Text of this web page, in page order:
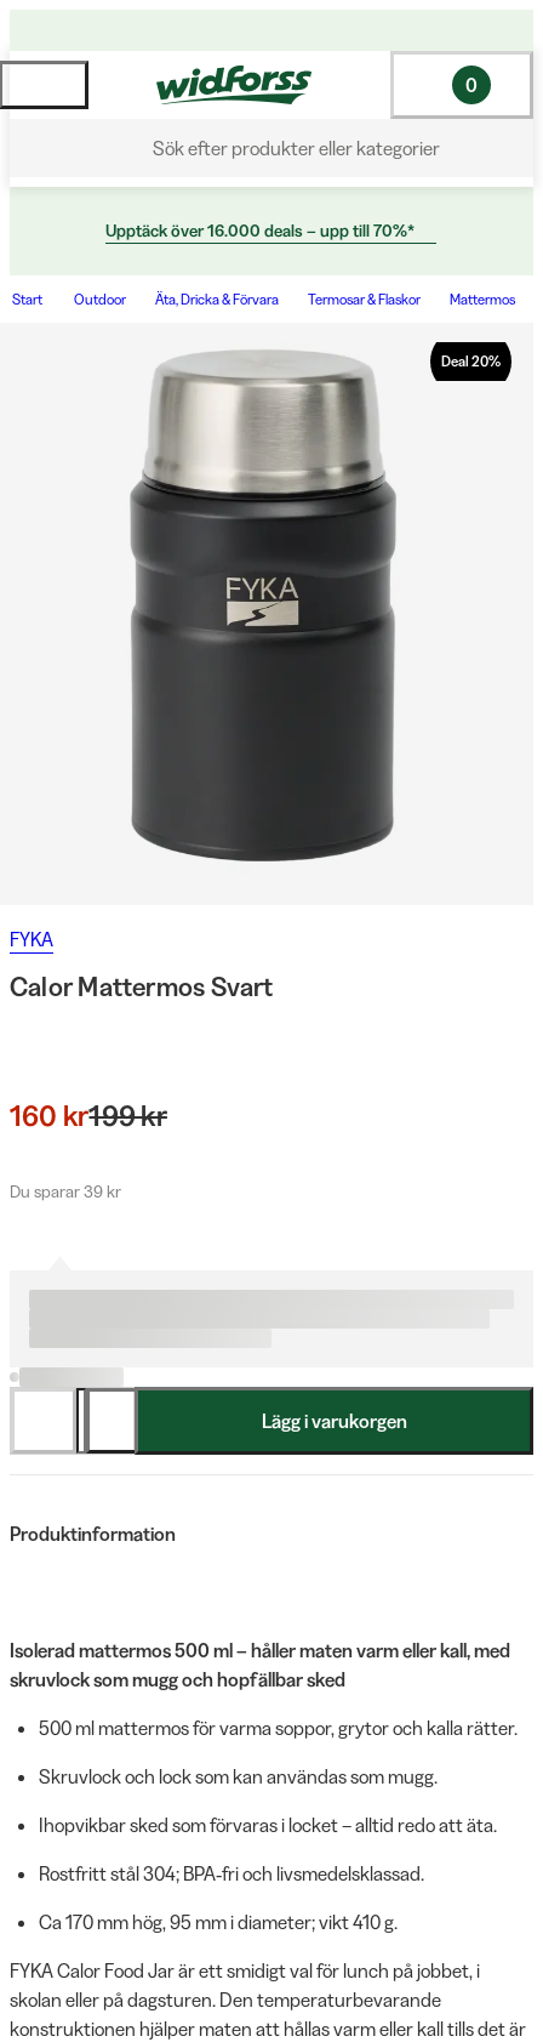
Sök efter produkter eller kategorier
0
Upptäck över 16.000 deals – upp till 70%*
Start Outdoor Äta, Dricka & Förvara Termosar & Flaskor Mattermos
Deal 20%
FYKA
Calor Mattermos Svart
160 kr199 kr
Du sparar 39 kr
Lägg i varukorgen
Produktinformation
Isolerad mattermos 500 ml – håller maten varm eller kall, med
skruvlock som mugg och hopfällbar sked
500 ml mattermos för varma soppor, grytor och kalla rätter.
Skruvlock och lock som kan användas som mugg.
Ihopvikbar sked som förvaras i locket – alltid redo att äta.
Rostfritt stål 304; BPA‑fri och livsmedelsklassad.
Ca 170 mm hög, 95 mm i diameter; vikt 410 g.
FYKA Calor Food Jar är ett smidigt val för lunch på jobbet, i
skolan eller på dagsturen. Den temperaturbevarande
konstruktionen hjälper maten att hållas varm eller kall tills det är